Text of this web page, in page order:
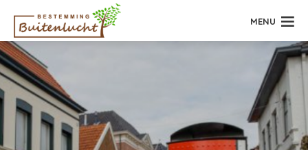
MENU